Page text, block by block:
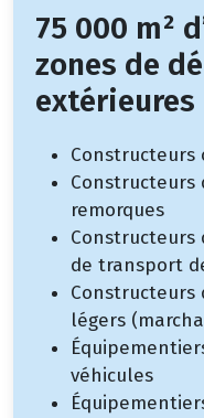
75 000 m²
zones de
extérieures
Constructeurs
Constructeurs
remorques
de transport
Constructeurs
légers
véhicules